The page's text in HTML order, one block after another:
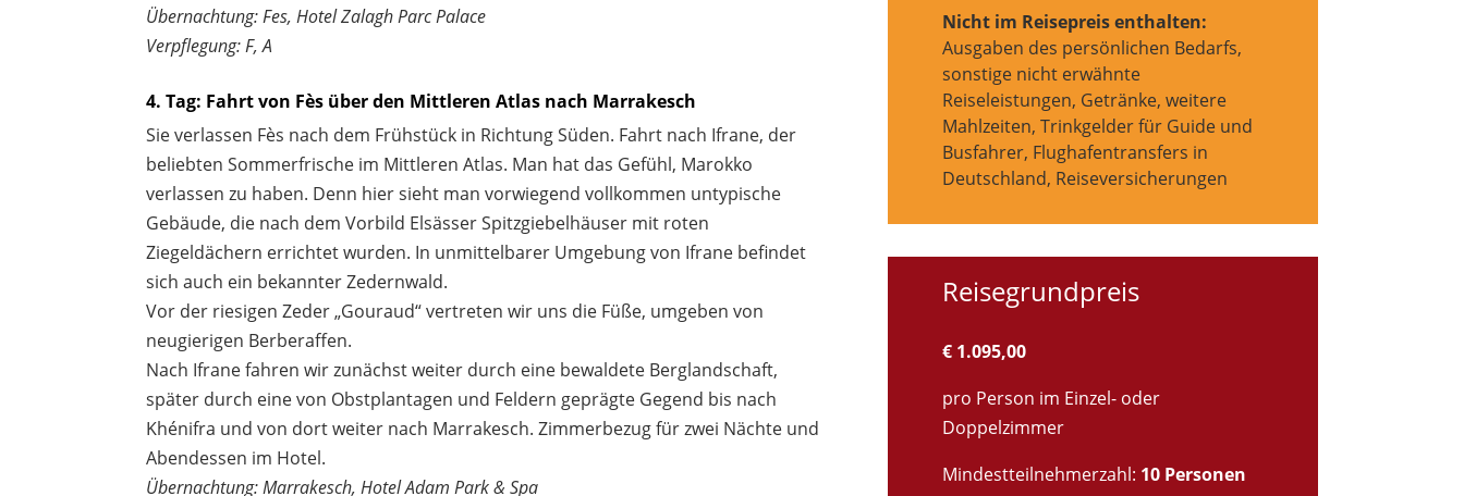
Übernachtung: Fes, Hotel Zalagh Parc Palace
Verpflegung: F, A
4. Tag: Fahrt von Fès über den Mittleren Atlas nach Marrakesch
Sie verlassen Fès nach dem Frühstück in Richtung Süden. Fahrt nach Ifrane, der
beliebten Sommerfrische im Mittleren Atlas. Man hat das Gefühl, Marokko
verlassen zu haben. Denn hier sieht man vorwiegend vollkommen untypische
Gebäude, die nach dem Vorbild Elsässer Spitzgiebelhäuser mit roten
Ziegeldächern errichtet wurden. In unmittelbarer Umgebung von Ifrane befindet
sich auch ein bekannter Zedernwald.
Vor der riesigen Zeder „Gouraud“ vertreten wir uns die Füße, umgeben von
neugierigen Berberaffen.
Nach Ifrane fahren wir zunächst weiter durch eine bewaldete Berglandschaft,
später durch eine von Obstplantagen und Feldern geprägte Gegend bis nach
Khénifra und von dort weiter nach Marrakesch. Zimmerbezug für zwei Nächte und
Abendessen im Hotel.
Übernachtung: Marrakesch, Hotel Adam Park & Spa
Nicht im Reisepreis enthalten:
Ausgaben des persönlichen Bedarfs,
sonstige nicht erwähnte
Reiseleistungen, Getränke, weitere
Mahlzeiten, Trinkgelder für Guide und
Busfahrer, Flughafentransfers in
Deutschland, Reiseversicherungen
Reisegrundpreis
€ 1.095,00
pro Person im Einzel- oder
Doppelzimmer
Mindestteilnehmerzahl: 10 Personen